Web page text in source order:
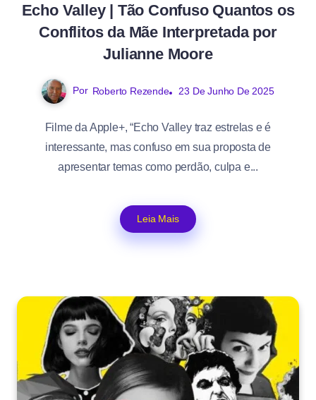
Echo Valley | Tão Confuso Quantos os
Conflitos da Mãe Interpretada por
Julianne Moore
Por Roberto Rezende 23 De Junho De 2025
Filme da Apple+, “Echo Valley traz estrelas e é
interessante, mas confuso em sua proposta de
apresentar temas como perdão, culpa e...
Leia Mais